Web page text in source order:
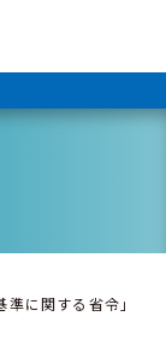
に関する省令」